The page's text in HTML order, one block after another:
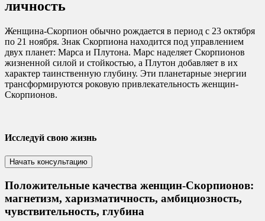
личность
Женщина-Скорпион обычно рождается в период с 23 октября
по 21 ноября. Знак Скорпиона находится под управлением
двух планет: Марса и Плутона. Марс наделяет Скорпионов
жизненной силой и стойкостью, а Плутон добавляет в их
характер таинственную глубину. Эти планетарные энергии
трансформируются роковую привлекательность женщин-
Скорпионов.
Исследуй свою жизнь
Положительные качества женщин-Скорпионов:
магнетизм, харизматичность, амбициозность,
чувствительность, глубина